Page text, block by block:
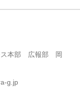
ス本部 広報部 岡
g.jp